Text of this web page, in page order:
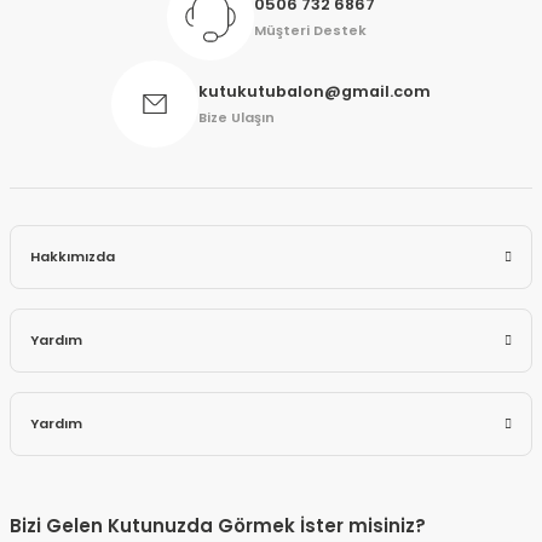
Müşteri Destek
kutukutubalon@gmail.com
Bize Ulaşın
Hakkımızda
Yardım
Yardım
Bizi Gelen Kutunuzda Görmek İster misiniz?